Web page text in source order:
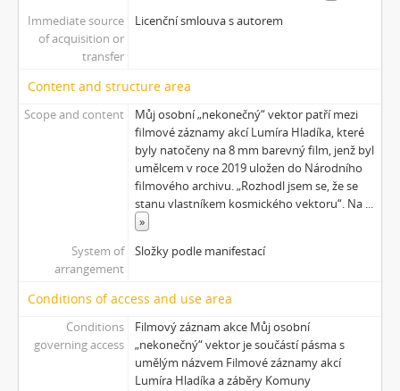
[Subseries] Bez názvu
[Subseries] Viděno vzduchem
[Subseries] Pohybovadlo
[Subseries] Náš očistec
[Subseries] Burger und Ther
[Subseries] MHD – Bus
[Subseries] Cesta
[Subseries] Der kleine Blonde und sein roter Koffer
[Subseries] Miss Krimi
[Subseries] Vteřina za vteřinou
[Subseries] Obrázky
[Subseries] Grátis punč
[Subseries] Jízda
[Subseries] Naše okrasné zahrádky – Unsere Gärten
Immediate source
of acquisition or
transfer
Licenční smlouva s autorem
Content and structure area
Scope and content
Můj osobní „nekonečný“ vektor patří mezi
filmové záznamy akcí Lumíra Hladíka, které
byly natočeny na 8 mm barevný film, jenž byl
umělcem v roce 2019 uložen do Národního
filmového archivu. „Rozhodl jsem se, že se
stanu vlastníkem kosmického vektoru“. Na ...
»
System of
arrangement
Složky podle manifestací
Conditions of access and use area
Conditions
governing access
Filmový záznam akce Můj osobní
„nekonečný“ vektor je součástí pásma s
umělým názvem Filmové záznamy akcí
Lumíra Hladíka a záběry Komuny